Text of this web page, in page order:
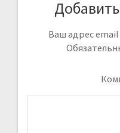
Ваш адрес